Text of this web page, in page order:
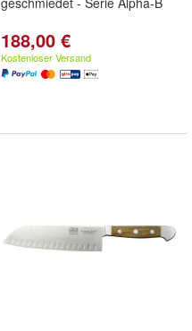
188,00 €
Kostenloser Versand